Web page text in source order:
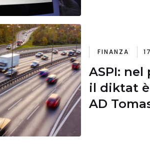
FINANZA
ASPI: nel
il diktat
AD